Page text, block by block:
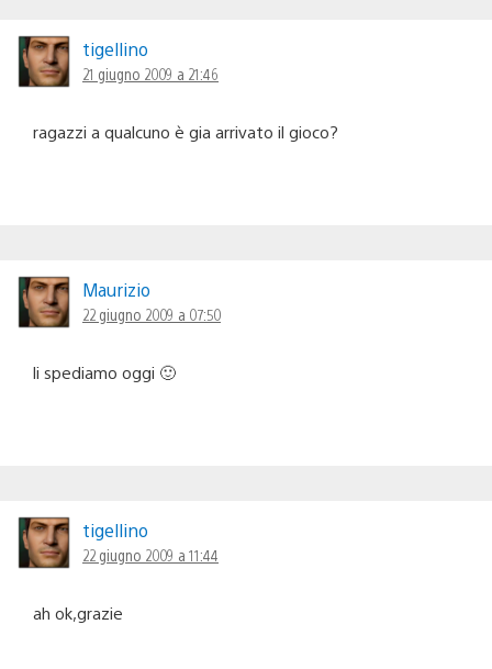
tigellino
21 giugno 2009 a 21:46
ragazzi a qualcuno è gia arrivato il gioco?
Maurizio
22 giugno 2009 a 07:50
li spediamo oggi 🙂
tigellino
22 giugno 2009 a 11:44
ah ok,grazie